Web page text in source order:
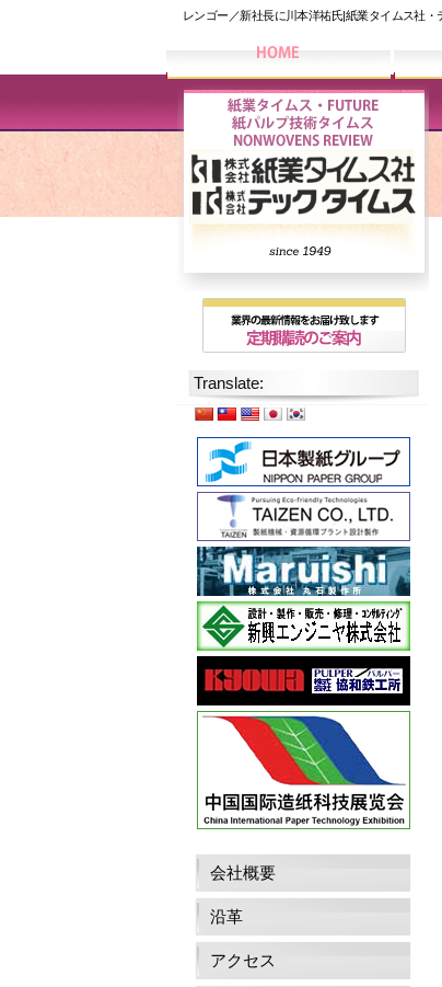
レンゴー／新社長に川本洋祐氏|紙業タイムス社・
Translate:
会社概要
沿革
アクセス